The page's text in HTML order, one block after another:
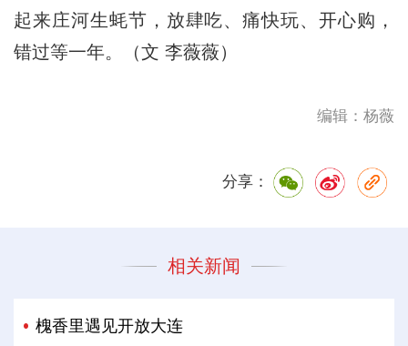
起来庄河生蚝节，放肆吃、痛快玩、开心购，
错过等一年。（文 李薇薇）
编辑：杨薇
分享：
相关新闻
槐香里遇见开放大连